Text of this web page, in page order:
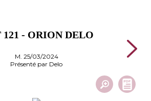
121 - ORION DELO
M. 25/03/2024
Présenté par Delo